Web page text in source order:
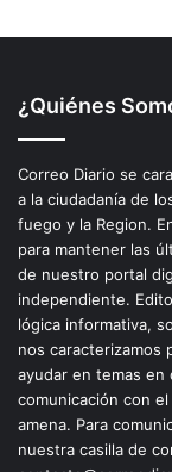
¿Quiénes
Correo Diario se
a la ciudadanía de
fuego y la Region.
para mantener las
de nuestro portal
independiente.
lógica informativa,
nos caracterizamos
ayudar en temas
comunicación con
amena. Para
nuestra casilla de